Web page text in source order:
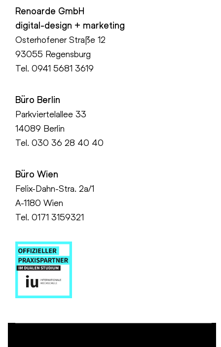
Renoarde GmbH
digital-design + marketing
Osterhofener Straße 12
93055 Regensburg
Tel.0941 5681 3619
Büro Berlin
Parkviertelallee 33
14089 Berlin
Tel.030 36 28 40 40
Büro Wien
Felix-Dahn-Stra. 2a/1
A-1180 Wien
Tel. 0171 3159321